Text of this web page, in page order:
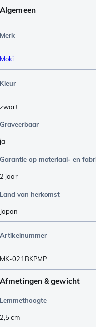
Algemeen
Merk
Moki
Kleur
zwart
Graveerbaar
ja
Garantie op materiaal- en
2 jaar
Land van herkomst
Japan
Artikelnummer
MK-021BKPMP
Afmetingen & gewicht
Lemmethoogte
2,5cm